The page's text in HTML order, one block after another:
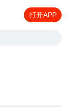
打开APP